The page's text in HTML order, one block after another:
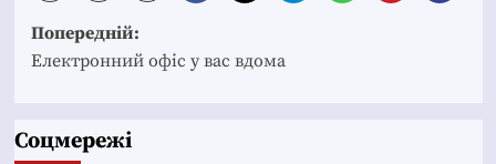
Post
navigation
Попередній:
Електронний офіс у вас вдома
Соцмережі